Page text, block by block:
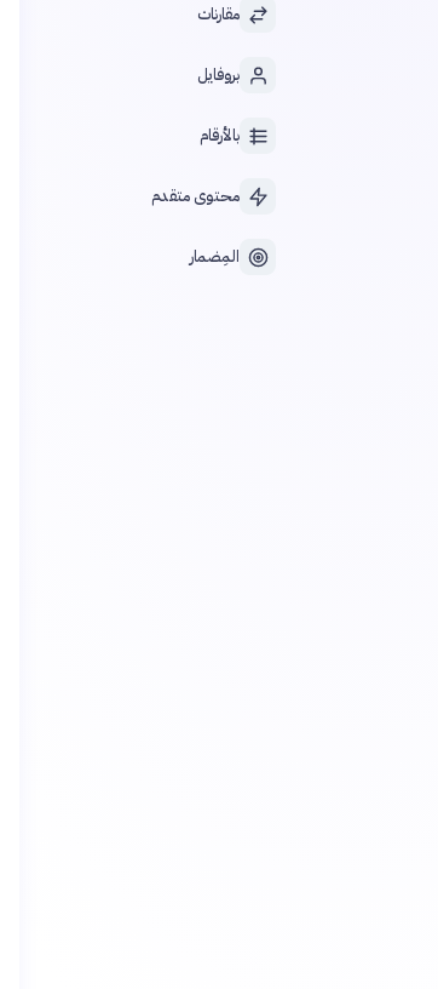
مقارنات
بروفايل
بالأرقام
محتوى متقدم
المِضمار